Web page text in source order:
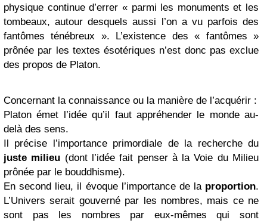
physique continue d’errer « parmi les monuments et les
tombeaux, autour desquels aussi l’on a vu parfois des
fantômes ténébreux ». L’existence des « fantômes »
prônée par les textes ésotériques n’est donc pas exclue
des propos de Platon.
Concernant la connaissance ou la manière de l’acquérir :
Platon émet l’idée qu’il faut appréhender le monde au-
delà des sens.
Il précise l’importance primordiale de la recherche du
juste milieu (dont l’idée fait penser à la Voie du Milieu
prônée par le bouddhisme).
En second lieu, il évoque l’importance de la proportion.
L’Univers serait gouverné par les nombres, mais ce ne
sont pas les nombres par eux-mêmes qui sont